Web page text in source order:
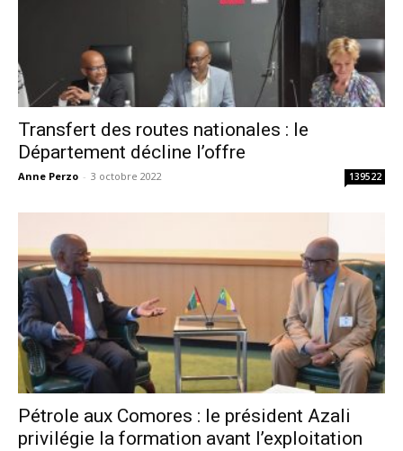
Transfert des routes nationales : le
Département décline l’offre
Anne Perzo - 3 octobre 2022 139522
Pétrole aux Comores : le président Azali
privilégie la formation avant l’exploitation